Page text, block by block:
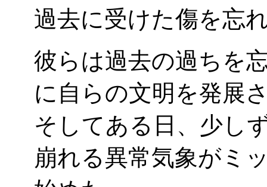
過去に受けた傷を忘
彼らは過去の過ちを
に自らの文明を発展
そしてある日、少し
崩れる異常気象がミ